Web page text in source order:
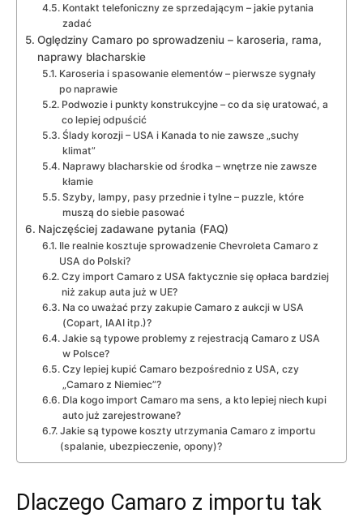
Kontakt telefoniczny ze sprzedającym – jakie pytania
zadać
Oględziny Camaro po sprowadzeniu – karoseria, rama,
naprawy blacharskie
Karoseria i spasowanie elementów – pierwsze sygnały
po naprawie
Podwozie i punkty konstrukcyjne – co da się uratować, a
co lepiej odpuścić
Ślady korozji – USA i Kanada to nie zawsze „suchy
klimat”
Naprawy blacharskie od środka – wnętrze nie zawsze
kłamie
Szyby, lampy, pasy przednie i tylne – puzzle, które
muszą do siebie pasować
Najczęściej zadawane pytania (FAQ)
Ile realnie kosztuje sprowadzenie Chevroleta Camaro z
USA do Polski?
Czy import Camaro z USA faktycznie się opłaca bardziej
niż zakup auta już w UE?
Na co uważać przy zakupie Camaro z aukcji w USA
(Copart, IAAI itp.)?
Jakie są typowe problemy z rejestracją Camaro z USA
w Polsce?
Czy lepiej kupić Camaro bezpośrednio z USA, czy
„Camaro z Niemiec”?
Dla kogo import Camaro ma sens, a kto lepiej niech kupi
auto już zarejestrowane?
Jakie są typowe koszty utrzymania Camaro z importu
(spalanie, ubezpieczenie, opony)?
Dlaczego Camaro z importu tak